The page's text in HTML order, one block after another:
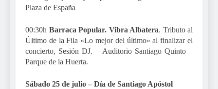
Plaza de España
00:30h Barraca Popular. Vibra Albatera. Tributo al
Último de la Fila «Lo mejor del último» al finalizar el
concierto, Sesión DJ. – Auditorio Santiago Quinto –
Parque de la Huerta.
Sábado 25 de julio – Día de Santiago Apóstol